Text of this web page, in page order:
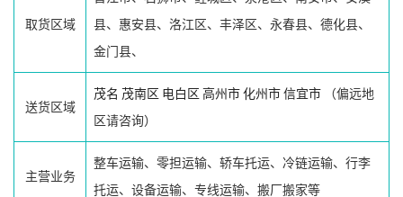
取货区域
县、惠安县、洛江区、丰泽区、永春县、德化县、
金门县、
送货区域
茂名 茂南区 电白区 高州市化州市信宜市 （偏远地
区请咨询）
主营业务
整车运输、零担运输、轿车托运、冷链运输、行李
托运、设备运输、专线运输、搬厂搬家等